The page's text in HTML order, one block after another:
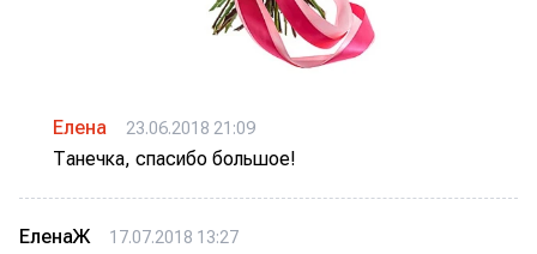
Елена 23.06.2018 21:09
Танечка, спасибо большое!
ЕленаЖ 17.07.2018 13:27